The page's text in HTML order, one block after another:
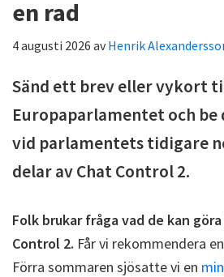
en rad
4 augusti 2026 avHenrik
Sänd ett brev eller vykort
Europaparlamentet och be
vid parlamentets tidigare
delar av Chat Control 2.
Folk brukar fråga vad de kan
Control 2. Får vi rekommendera
Förra sommaren sjösatte vi en